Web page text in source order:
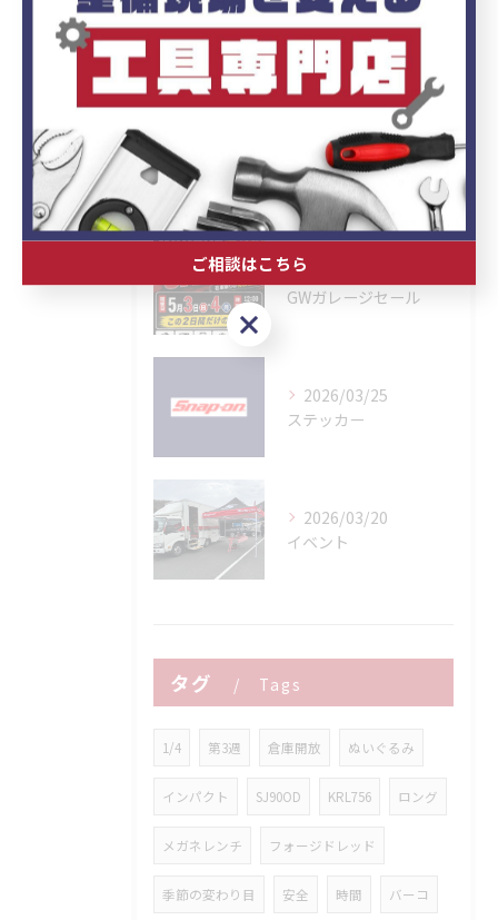
ブログ
お知らせ
最近の投稿
Recent
Posts
2026/04/30
GWガレージセール
2026/03/25
ステッカー
2026/03/20
イベント
タグ Tags
1/4 第3週 倉庫開放 ぬいぐるみ
インパクト SJ90OD KRL756 ロング
メガネレンチ フォージドレッド
季節の変わり目 安全 時間 バーコ
ご相談はこちら
ご相談はこちら